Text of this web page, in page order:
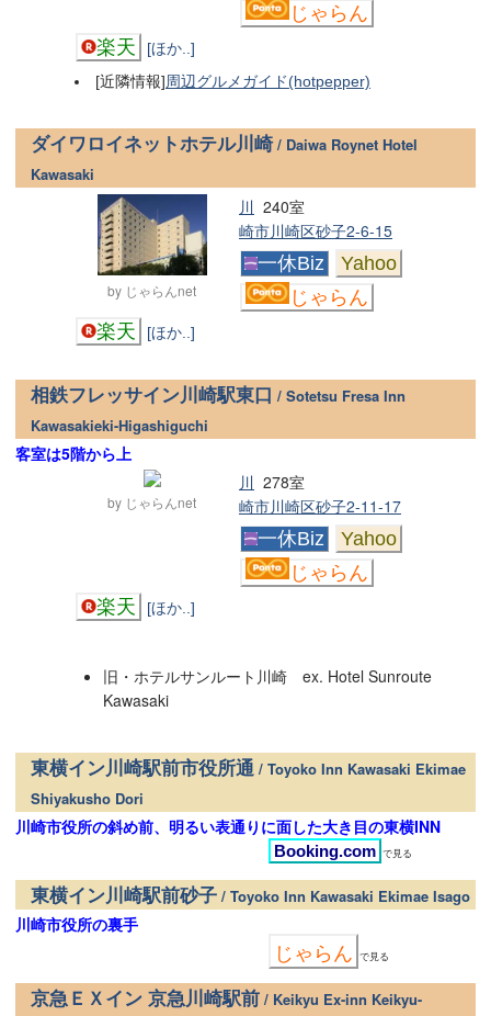
じゃらん
楽天
[ほか..]
[近隣情報]周辺グルメガイド(hotpepper)
ダイワロイネットホテル川崎/ Daiwa Roynet Hotel
Kawasaki
by じゃらんnet
240室
川
崎市川崎区砂子2-6-15
一休Biz
Yahoo
じゃらん
楽天
[ほか..]
相鉄フレッサイン川崎駅東口 / Sotetsu Fresa Inn
Kawasakieki-Higashiguchi
客室は5階から上
by じゃらんnet
278室
川
崎市川崎区砂子2-11-17
一休Biz
Yahoo
じゃらん
楽天
[ほか..]
旧・ホテルサンルート川崎 ex. Hotel Sunroute
Kawasaki
東横イン川崎駅前市役所通 / Toyoko Inn Kawasaki Ekimae
Shiyakusho Dori
川崎市役所の斜め前、明るい表通りに面した大き目の東横INN
Booking.com で見る
東横イン川崎駅前砂子 / Toyoko Inn Kawasaki Ekimae Isago
川崎市役所の裏手
じゃらん で見る
京急ＥＸイン 京急川崎駅前 / Keikyu Ex-inn Keikyu-